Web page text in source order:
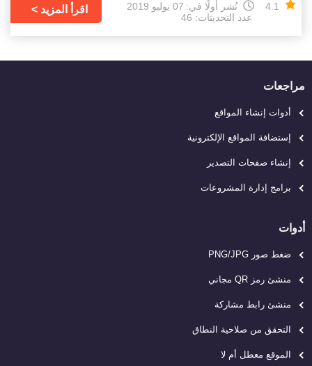
4.1 نُشر أولًا في: 07 يوليو 2019
عدد التحديثات: 46
اقرأ المزيد
مراجعات
أدوات إنشاء المواقع
إستضافة المواقع الإلكترونية
إنشاء صفحات التصدير
برامج إدارة المشروعات
أدوات
ضغط صور PNG/JPG
منشئ رمز QR مجاني
منشئ رابط مشاركة
التحقق من صلاحية النطاق
الموقع معطل أم لا